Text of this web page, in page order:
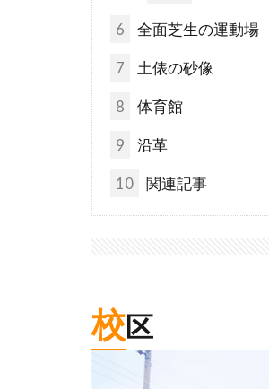
6 全面芝生の運動場
7 土俵の砂像
8 体育館
9 沿革
10 関連記事
校区